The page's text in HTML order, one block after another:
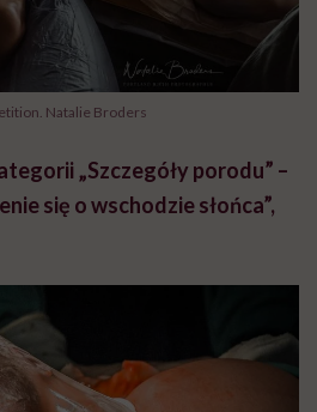
Natalie Broders
„Szczegóły porodu” –
się o wschodzie słońca”,